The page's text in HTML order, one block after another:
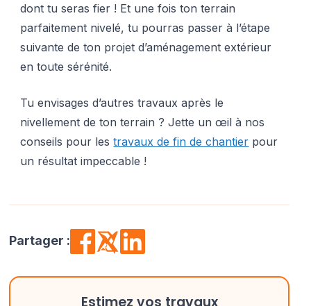
dont tu seras fier ! Et une fois ton terrain
parfaitement nivelé, tu pourras passer à l’étape
suivante de ton projet d’aménagement extérieur
en toute sérénité.
Tu envisages d’autres travaux après le
nivellement de ton terrain ? Jette un œil à nos
conseils pour lestravaux de fin de chantier pour
un résultat impeccable !
Partager :